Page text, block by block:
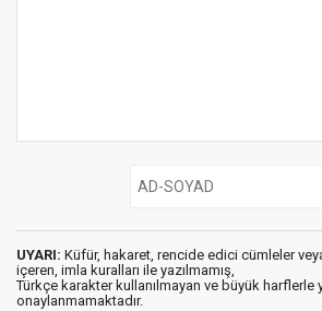
UYARI: Küfür, hakaret, rencide edici cümleler
içeren, imla kuralları ile yazılmamış,
Türkçe karakter kullanılmayan ve büyük harflerle
onaylanmamaktadır.